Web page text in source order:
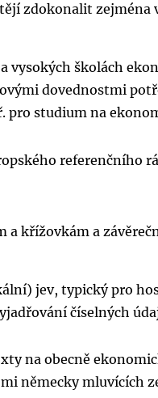
zdokonalit
vysokých školách
dovednostmi
studium na
referenčního
a křížovkám a
jev, typický pro
číselných
na obecně
německy mluvících